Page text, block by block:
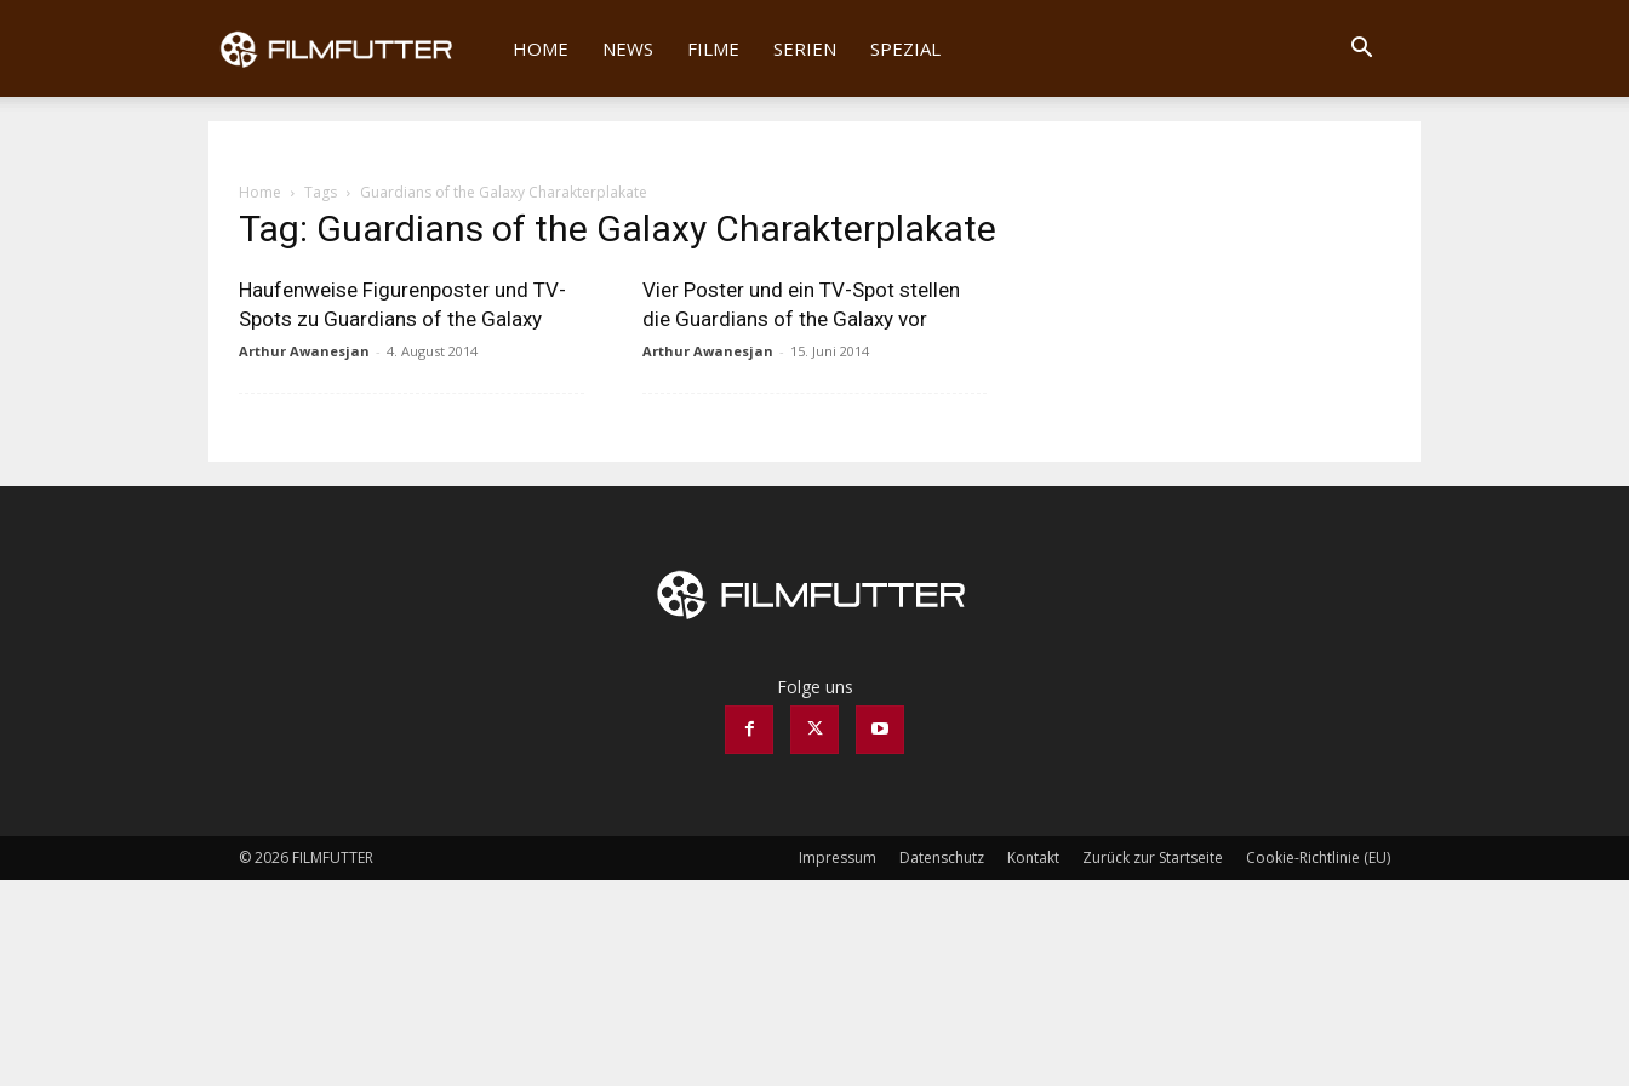
Filmfutter
HOME NEWS FILME SERIEN SPEZIAL
Home Tags Guardians of the Galaxy Charakterplakate
Tag: Guardians of the Galaxy Charakterplakate
Haufenweise Figurenposter und TV-
Spots zu Guardians of the Galaxy
Arthur Awanesjan - 4. August 2014
Vier Poster und ein TV-Spot stellen
die Guardians of the Galaxy vor
Arthur Awanesjan - 15. Juni 2014
Folge uns
Impressum Datenschutz Kontakt Zurück zur Startseite Cookie-Richtlinie (EU)
© 2026 FILMFUTTER